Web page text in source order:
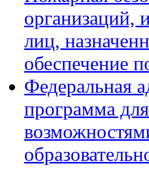
организаций,
лиц,
обеспечение
Федеральная
программа